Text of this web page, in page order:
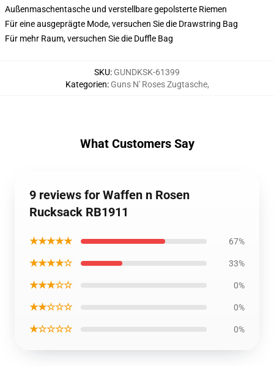
Außenmaschentasche und verstellbare gepolsterte Riemen
Für eine ausgeprägte Mode, versuchen Sie die Drawstring Bag
Für mehr Raum, versuchen Sie die Duffle Bag
SKU: GUNDKSK-61399
Kategorien: Guns N' Roses Zugtasche,
What Customers Say
9 reviews for Waffen n Rosen
Rucksack RB1911
★★★★★ 67%
★★★★☆ 33%
★★★☆☆ 0%
★★☆☆☆ 0%
★☆☆☆☆ 0%